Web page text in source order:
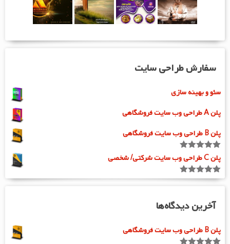
سفارش طراحی سایت
سئو و بهینه سازی
پلن A طراحی وب سایت فروشگاهی
پلن B طراحی وب سایت فروشگاهی
امتیاز5.00
از 5
پلن C طراحی وب سایت شرکتی/ شخصی
امتیاز5.00
آخرین دیدگاه‌ها
پلن B طراحی وب سایت فروشگاهی